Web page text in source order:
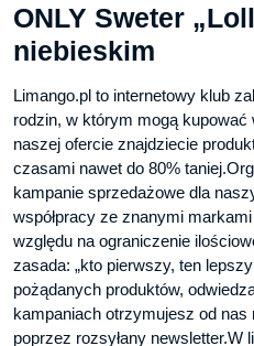
ONLY Sweter
niebieskim
Limango.pl to internetowy klub
rodzin, w którym mogą kupować
naszej ofercie znajdziecie
czasami nawet do 80%
kampanie sprzedażowe dla
współpracy ze znanymi
względu na ograniczenie
zasada: „kto pierwszy, ten
pożądanych produktów,
kampaniach otrzymujesz od
poprzez rozsyłany newsletter.W